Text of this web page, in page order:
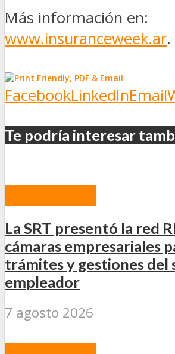
Más información en:
www.insuranceweek.ar.
FacebookLinkedInEmail
Te podría interesar
La SRT presentó la red
cámaras empresariales
trámites y gestiones del
empleador
7 agosto 2026